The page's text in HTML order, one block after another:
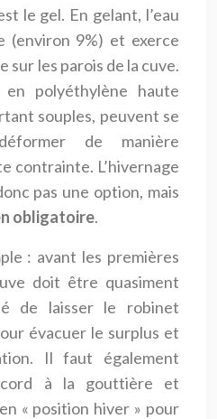
le gel. En gelant, l’eau
(environ 9%) et exerce
sur les parois de la cuve.
polyéthylène haute
souples, peuvent se
de manière
contrainte. L’hivernage
pas une option, mais
obligatoire.
: avant les premières
doit être quasiment
de laisser le robinet
évacuer le surplus et
Il faut également
à la gouttière et
« position hiver » pour